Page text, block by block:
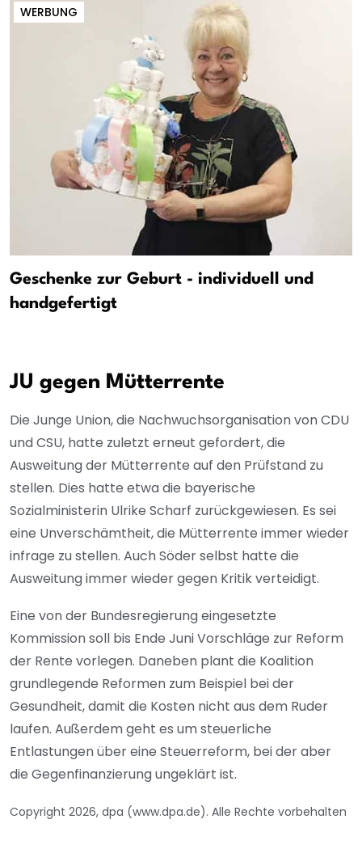
WERBUNG
Geschenke zur Geburt - individuell und
handgefertigt
JU gegen Mütterrente
Die Junge Union, die Nachwuchsorganisation von CDU
und CSU, hatte zuletzt erneut gefordert, die
Ausweitung der Mütterrente auf den Prüfstand zu
stellen. Dies hatte etwa die bayerische
Sozialministerin Ulrike Scharf zurückgewiesen. Es sei
eine Unverschämtheit, die Mütterrente immer wieder
infrage zu stellen. Auch Söder selbst hatte die
Ausweitung immer wieder gegen Kritik verteidigt.
Eine von der Bundesregierung eingesetzte
Kommission soll bis Ende Juni Vorschläge zur Reform
der Rente vorlegen. Daneben plant die Koalition
grundlegende Reformen zum Beispiel bei der
Gesundheit, damit die Kosten nicht aus dem Ruder
laufen. Außerdem geht es um steuerliche
Entlastungen über eine Steuerreform, bei der aber
die Gegenfinanzierung ungeklärt ist.
Copyright 2026, dpa (www.dpa.de). Alle Rechte vorbehalten